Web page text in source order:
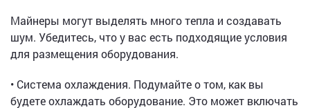
Майнеры могут выделять много тепла и создавать
шум. Убедитесь, что у вас есть подходящие условия
для размещения оборудования.
• Система охлаждения. Подумайте о том, как вы
будете охлаждать оборудование. Это может включать